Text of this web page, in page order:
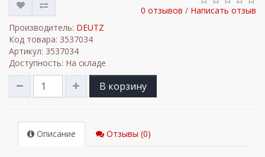
0 отзывов / Написать отзыв
Производитель: DEUTZ
Код товара: 3537034
Артикул: 3537034
Доступность: На складе
В корзину
Описание Отзывы (0)